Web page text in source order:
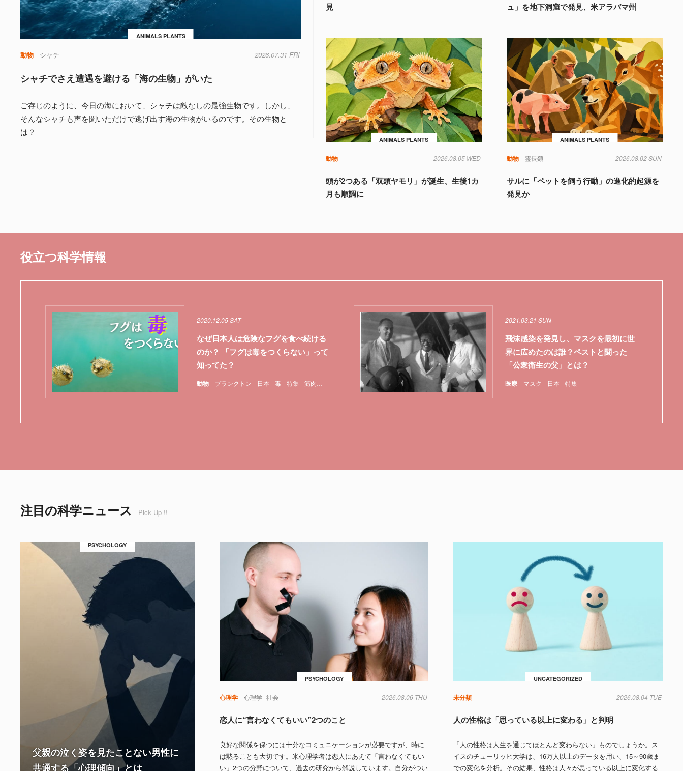
ANIMALS PLANTS
動物 シャチ 2026.07.31 FRI
シャチでさえ遭遇を避ける「海の生物」がいた
ご存じのように、今日の海において、シャチは敵なしの最強生物です。しかし、
そんなシャチも声を聞いただけで逃げ出す海の生物がいるのです。その生物と
は？
見
ュ」を地下洞窟で発見、米アラバマ州
ANIMALS PLANTS
動物 2026.08.05 WED
頭が2つある「双頭ヤモリ」が誕生、生後1カ
月も順調に
ANIMALS PLANTS
動物 霊長類 2026.08.02 SUN
サルに「ペットを飼う行動」の進化的起源を
発見か
役立つ科学情報
動物 プランクトン 日本 毒 特集 筋肉
2020.12.05 SAT
なぜ日本人は危険なフグを食べ続ける
のか？ 「フグは毒をつくらない」って
知ってた？
医療 マスク 日本 特集
2021.03.21 SUN
飛沫感染を発見し、マスクを最初に世
界に広めたのは誰？ペストと闘った
「公衆衛生の父」とは？
注目の科学ニュース Pick Up !!
PSYCHOLOGY
父親の泣く姿を見たことない男性に
共通する「心理傾向」とは
PSYCHOLOGY
心理学 心理学 社会 2026.08.06 THU
恋人に“言わなくてもいい”2つのこと
良好な関係を保つには十分なコミュニケーションが必要ですが、時に
は黙ることも大切です。米心理学者は恋人にあえて「言わなくてもい
い」2つの分野について、過去の研究から解説しています。自分がつい
UNCATEGORIZED
未分類 2026.08.04 TUE
人の性格は「思っている以上に変わる」と判明
「人の性格は人生を通じてほとんど変わらない」ものでしょうか。ス
イスのチューリッヒ大学は、16万人以上のデータを用い、15～90歳ま
での変化を分析。その結果、性格は人々が思っている以上に変化する